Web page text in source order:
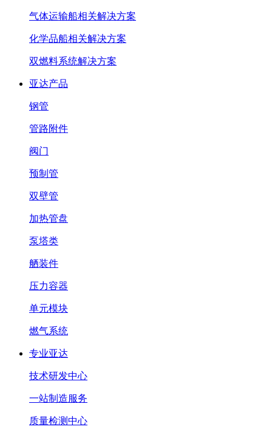
气体运输船相关解决方案
化学品船相关解决方案
双燃料系统解决方案
亚达产品
钢管
管路附件
阀门
预制管
双壁管
加热管盘
泵塔类
舾装件
压力容器
单元模块
燃气系统
专业亚达
技术研发中心
一站制造服务
质量检测中心